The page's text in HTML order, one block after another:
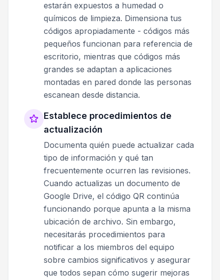
estarán expuestos a humedad o
químicos de limpieza. Dimensiona tus
códigos apropiadamente - códigos más
pequeños funcionan para referencia de
escritorio, mientras que códigos más
grandes se adaptan a aplicaciones
montadas en pared donde las personas
escanean desde distancia.
Establece procedimientos de
actualización
Documenta quién puede actualizar cada
tipo de información y qué tan
frecuentemente ocurren las revisiones.
Cuando actualizas un documento de
Google Drive, el código QR continúa
funcionando porque apunta a la misma
ubicación de archivo. Sin embargo,
necesitarás procedimientos para
notificar a los miembros del equipo
sobre cambios significativos y asegurar
que todos sepan cómo sugerir mejoras